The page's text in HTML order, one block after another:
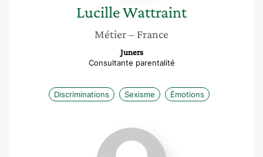
LucilleWattraint
Métier– France
Juners
Consultante parentalité
Discriminations Sexisme Émotions
Marine
Soichot